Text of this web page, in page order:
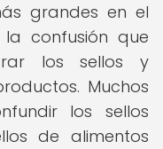
grandes en el
confusión que
los sellos y
Muchos
los sellos
de alimentos